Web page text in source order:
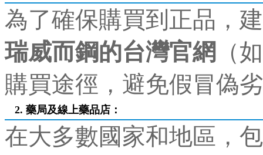
為了確保購買到正品，
瑞威而鋼的台灣官網
（
購買途徑，避免假冒偽
2. 藥局及線上藥品店：
在大多數國家和地區，